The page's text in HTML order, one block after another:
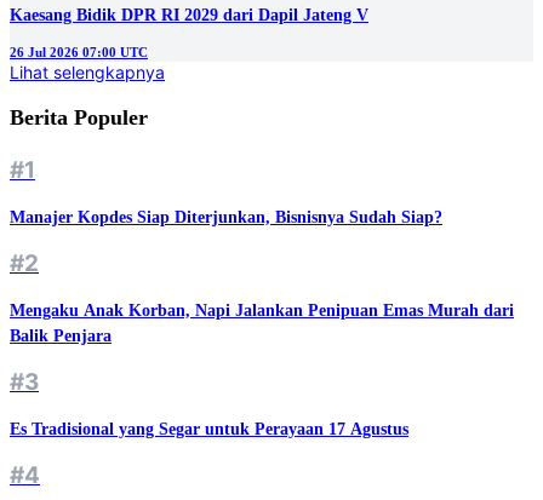
Kaesang Bidik DPR RI 2029 dari Dapil Jateng V
26 Jul 2026 07:00 UTC
Lihat selengkapnya
Berita Populer
#1
Manajer Kopdes Siap Diterjunkan, Bisnisnya Sudah Siap?
#2
Mengaku Anak Korban, Napi Jalankan Penipuan Emas Murah dari
Balik Penjara
#3
Es Tradisional yang Segar untuk Perayaan 17 Agustus
#4